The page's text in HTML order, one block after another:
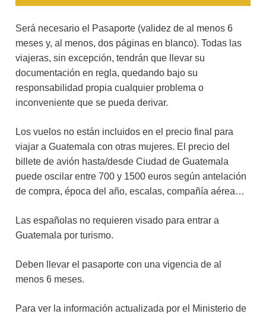
Será necesario el Pasaporte (validez de al menos 6
meses y, al menos, dos páginas en blanco). Todas las
viajeras, sin excepción, tendrán que llevar su
documentación en regla, quedando bajo su
responsabilidad propia cualquier problema o
inconveniente que se pueda derivar.
Los vuelos no están incluidos en el precio final para
viajar a Guatemala con otras mujeres. El precio del
billete de avión hasta/desde Ciudad de Guatemala
puede oscilar entre 700 y 1500 euros según antelación
de compra, época del año, escalas, compañía aérea…
Las españolas no requieren visado para entrar a
Guatemala por turismo.
Deben llevar el pasaporte con una vigencia de al
menos 6 meses.
Para ver la información actualizada por el Ministerio de